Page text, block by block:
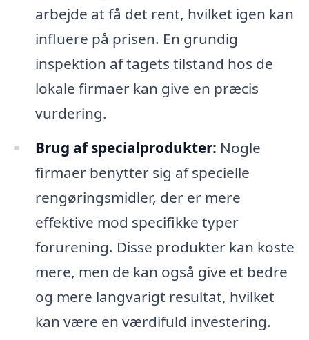
arbejde at få det rent, hvilket igen kan
influere på prisen. En grundig
inspektion af tagets tilstand hos de
lokale firmaer kan give en præcis
vurdering.
Brug af specialprodukter: Nogle
firmaer benytter sig af specielle
rengøringsmidler, der er mere
effektive mod specifikke typer
forurening. Disse produkter kan koste
mere, men de kan også give et bedre
og mere langvarigt resultat, hvilket
kan være en værdifuld investering.